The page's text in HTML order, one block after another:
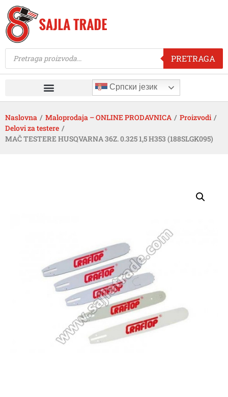
PRETRAGA
Српски језик
Naslovna / Maloprodaja – ONLINE PRODAVNICA / Proizvodi /
Delovi za testere /
MAČ TESTERE HUSQVARNA 36Z. 0.325 1,5 H353 (188SLGK095)